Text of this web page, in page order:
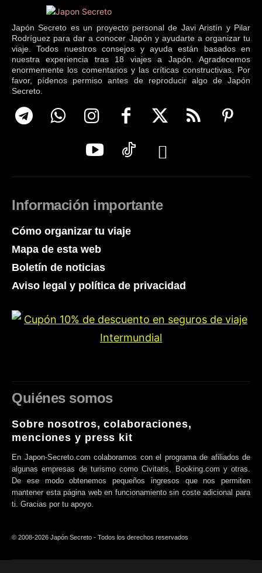
Japón Secreto es un proyecto personal de Javi Aristín y Pilar
Rodríguez para dar a conocer Japón y ayudarte a organizar tu
viaje. Todos nuestros consejos y ayuda están basados en
nuestra experiencia tras 18 viajes a Japón. Agradecemos
enormemente los comentarios y las críticas constructivas. Por
favor, pídenos permiso antes de reproducir algo de Japón
Secreto.
Información importante
Cómo organizar tu viaje
Mapa de esta web
Boletín de noticias
Aviso legal y política de privacidad
Quiénes somos
Sobre nosotros, colaboraciones,
menciones y press kit
En Japon-Secreto.com colaboramos con el programa de afiliados de
algunas empresas de turismo como Civitatis, Booking.com y otras.
De ese modo obtenemos pequeños ingresos que nos permiten
mantener esta página web en funcionamiento sin coste adicional para
ti. Gracias por tu apoyo.
© 2008-2026 Japón Secreto - Todos los derechos reservados